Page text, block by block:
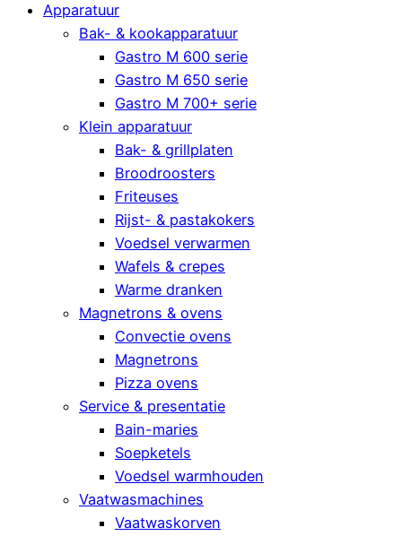
Apparatuur
Bak- & kookapparatuur
Gastro M 600 serie
Gastro M 650 serie
Gastro M 700+ serie
Klein apparatuur
Bak- & grillplaten
Broodroosters
Friteuses
Rijst- & pastakokers
Voedsel verwarmen
Wafels & crepes
Warme dranken
Magnetrons & ovens
Convectie ovens
Magnetrons
Pizza ovens
Service & presentatie
Bain-maries
Soepketels
Voedsel warmhouden
Vaatwasmachines
Vaatwaskorven